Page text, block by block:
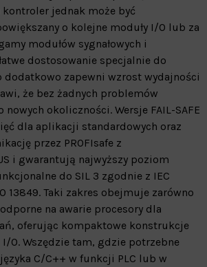
jednak może być
o kolejne moduły I/O lub za
modułów sygnałowych i
dostosowanie specjalnie do
dodatkowo zapewni wzrost wydajności
że bez żadnych problemów
okoliczności. Wersje FAIL-SAFE
dla aplikacji standardowych oraz
przez PROFIsafe z
i gwarantują najwyższy poziom
do SIL 3 zgodnie z IEC
13849. Taki zakres obejmuje zarówno
na awarie procesory dla
oferując kompaktowe konstrukcje
O. Wszędzie tam, gdzie potrzebne
C/C++ w funkcji PLC lub w